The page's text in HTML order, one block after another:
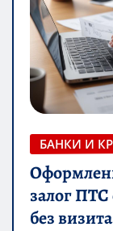
БАНКИ И
залог
без